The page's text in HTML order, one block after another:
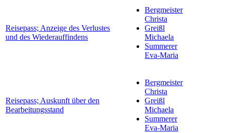
Reisepass; Anzeige des Verlustes
und des Wiederauffindens
Bergmeister
Christa
Greißl
Michaela
Summerer
Eva-Maria
Reisepass; Auskunft über den
Bearbeitungsstand
Bergmeister
Christa
Greißl
Michaela
Summerer
Eva-Maria